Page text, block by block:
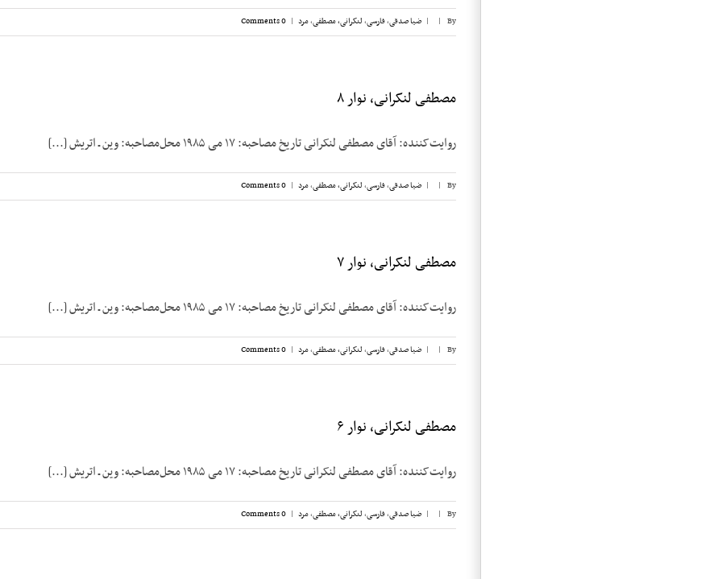
By
|
| ضیا صدقی,فارسی,لنکرانی، مصطفی,مرد |
0 Comments
مصطفی لنکرانی، نوار ۸
روایت‌کننده: آقای مصطفی لنکرانی تاریخ مصاحبه: ۱۷ می ۱۹۸۵ محل‌مصاحبه: وین ـ اتریش [...]
By
|
| ضیا صدقی,فارسی,لنکرانی، مصطفی,مرد |
0 Comments
مصطفی لنکرانی، نوار ۷
روایت‌کننده: آقای مصطفی لنکرانی تاریخ مصاحبه: ۱۷ می ۱۹۸۵ محل‌مصاحبه: وین ـ اتریش [...]
By
|
| ضیا صدقی,فارسی,لنکرانی، مصطفی,مرد |
0 Comments
مصطفی لنکرانی، نوار ۶
روایت‌کننده: آقای مصطفی لنکرانی تاریخ مصاحبه: ۱۷ می ۱۹۸۵ محل‌مصاحبه: وین ـ اتریش [...]
By
|
| ضیا صدقی,فارسی,لنکرانی، مصطفی,مرد |
0 Comments